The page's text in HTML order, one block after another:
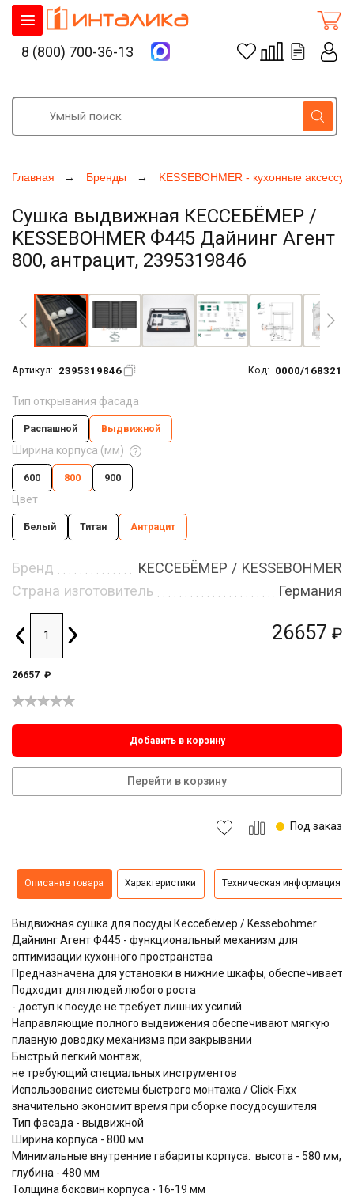
Главная Бренды KESSEBOHMER - кухонные
Сушка выдвижная КЕССЕБЁМЕР /
KESSEBOHMER Ф445 Дайнинг Агент
800, антрацит, 2395319846
Артикул: 2395319846 Код: 0000/168321
26657 ₽
Тип открывания фасада
Распашной Выдвижной
Ширина корпуса (мм)
600 800 900
Цвет
Белый Титан Антрацит
Бренд
КЕССЕБЁМЕР / KESSEBOHMER
Страна изготовитель
Германия
26657 ₽
Добавить в корзину
Перейти в корзину
Под заказ
Описание товара Характеристики Техническая информация
Выдвижная сушка для посуды Кессебёмер / Kessebohmer
Дайнинг Агент Ф445 - функциональный механизм для
оптимизации кухонного пространства
Предназначена для установки в нижние шкафы, обеспечивает
Подходит для людей любого роста
- доступ к посуде не требует лишних усилий
Направляющие полного выдвижения обеспечивают мягкую
плавную доводку механизма при закрывании
Быстрый легкий монтаж,
не требующий специальных инструментов
Использование системы быстрого монтажа / Click-Fixx
значительно экономит время при сборке посудосушителя
Тип фасада - выдвижной
Ширина корпуса - 800 мм
Минимальные внутренние габариты корпуса: высота - 580 мм,
глубина - 480 мм
Толщина боковин корпуса - 16-19 мм
8 (800) 700-36-13